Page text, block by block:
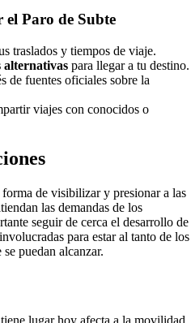
el Paro de Subte
traslados y tiempos de viaje.
alternativas para llegar a tu destino.
de fuentes oficiales sobre la
viajes con conocidos o
de visibilizar y presionar a las
las demandas de los
seguir de cerca el desarrollo de
para estar al tanto de los
puedan alcanzar.
lugar hoy afecta a la movilidad